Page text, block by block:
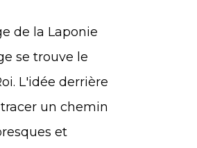
de la Laponie
se trouve le
L'idée derrière
un chemin
et